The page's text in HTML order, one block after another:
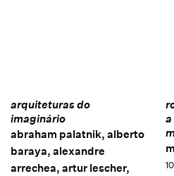
arquiteturas do
imaginário
abraham palatnik, alberto
baraya, alexandre
arrechea, artur lescher,